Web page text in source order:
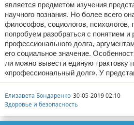
является предметом изучения
научного познания. Но более всего
философов, социологов, психологов,
попробуем разобраться с понятием и
профессионального долга,
его социальное значение.
ли можно вывести единую трактовку
«профессиональный долг». У
Елизавета Бондаренко 30-05-2019 02:10
Здоровье и безопасность